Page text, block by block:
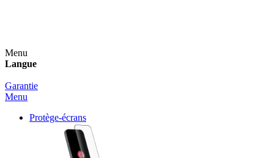
Menu
Langue
Garantie
Menu
Protège-écrans